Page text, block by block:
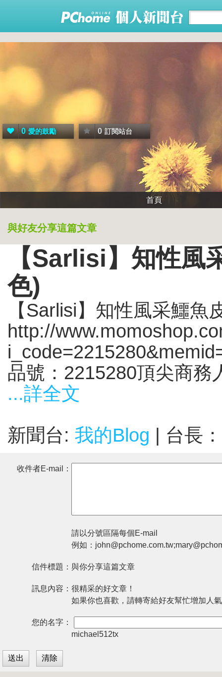
0 愛的鼓勵 0 訂閱站台
首頁
與好友分享這篇文章
【Sarlisi】知性風
色)
【Sarlisi】知性風采鱷
http://
品號：2215280頂尖商務
...詳全文
新聞台: 我的Blog | 台長：
收件者E-mail：
請以分號區隔每個E-mail
例如：
信件標題： 與你分享這篇文章
訊息內容： 很精采的好文章！
如果你也喜歡，請轉寄給好友幫忙增加人
您的名字：
michael512tx